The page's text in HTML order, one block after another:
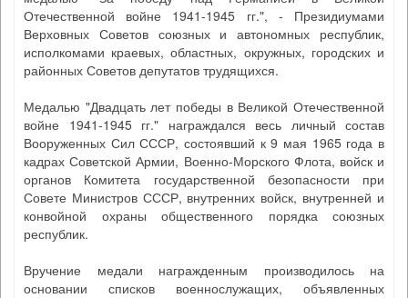
Отечественной войне 1941-1945 гг.", - Президиумами
Верховных Советов союзных и автономных республик,
исполкомами краевых, областных, окружных, городских и
районных Советов депутатов трудящихся.
Медалью "Двадцать лет победы в Великой Отечественной
войне 1941-1945 гг." награждался весь личный состав
Вооруженных Сил СССР, состоявший к 9 мая 1965 года в
кадрах Советской Армии, Военно-Морского Флота, войск и
органов Комитета государственной безопасности при
Совете Министров СССР, внутренних войск, внутренней и
конвойной охраны общественного порядка союзных
республик.
Вручение медали награжденным производилось на
основании списков военнослужащих, объявленных